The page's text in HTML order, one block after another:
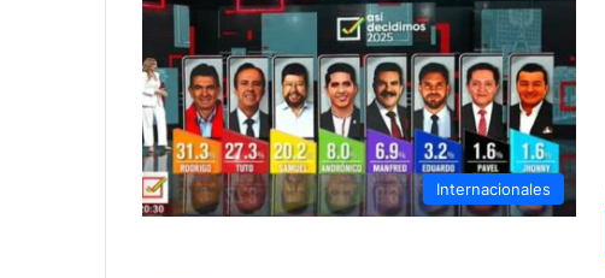
Internacionales